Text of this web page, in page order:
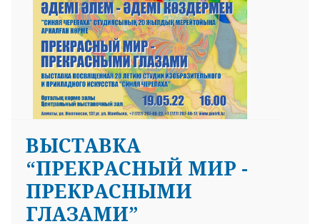
ВЫСТАВКА
“ПРЕКРАСНЫЙ МИР -
ПРЕКРАСНЫМИ
ГЛАЗАМИ”